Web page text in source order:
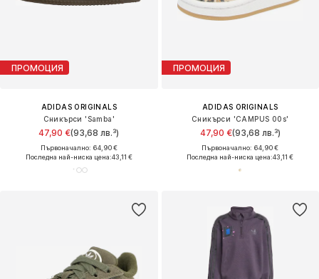
ПРОМОЦИЯ
ADIDAS ORIGINALS
Сникърси 'Samba'
47,90 €(93,68 лв.³)
Първоначално: 64,90 €
Последна най-ниска цена:43,11 €
ПРОМОЦИЯ
ADIDAS ORIGINALS
Сникърси 'CAMPUS 00s'
47,90 €(93,68 лв.³)
Първоначално: 64,90 €
Последна най-ниска цена:43,11 €